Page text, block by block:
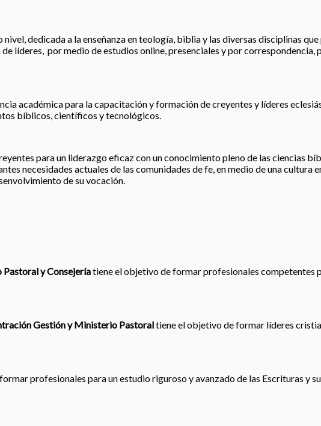
dedicada a la enseñanza en teología, biblia y las diversas disciplinas
líderes, por medio de estudios online, presenciales y por
académica para la capacitación y formación de creyentes y líderes
bíblicos, científicos y tecnológicos.
para un liderazgo eficaz con un conocimiento pleno de las ciencias
necesidades actuales de las comunidades de fe, en medio de una
de su vocación.
y Consejeríatiene el objetivo de formar profesionales competentes
Gestión y Ministerio Pastoraltiene el objetivo de formar líderes
profesionales para un estudio riguroso y avanzado de las Escrituras y